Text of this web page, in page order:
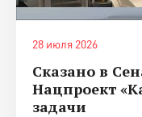
28 июля 2026
Сказано в
Нацпроект
задачи